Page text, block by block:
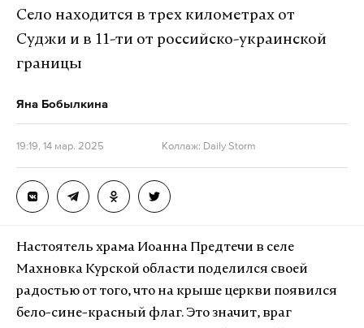
Село находится в трех километрах от
Суджи и в 11-ти от российско-украинской
границы
Яна Бобылкина
19:19, 14 мар. 2025 Коллаж: Daily Storm
Настоятель храма Иоанна Предтечи в селе
Махновка Курской области поделился своей
радостью от того, что на крыше церкви появился
бело­-сине-красный флаг. Это значит, враг